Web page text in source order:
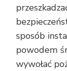
sposób
powodem
wywołać